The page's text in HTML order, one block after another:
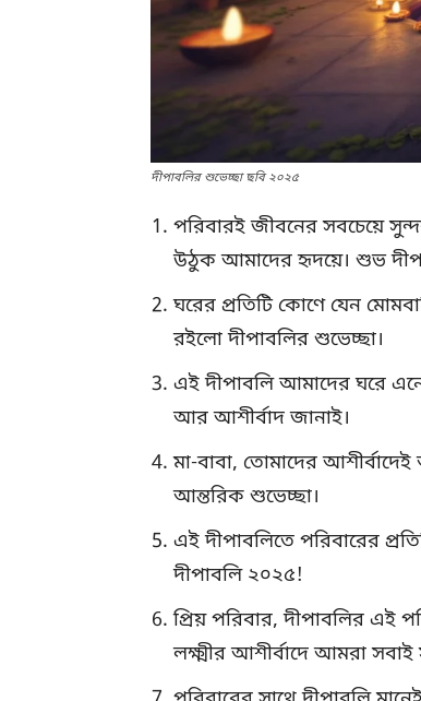
দীপাবলির শুভেচ্ছা ছবি ২০২৫
পরিবারই জীবনের সবচেয়ে
উঠুক আমাদের হৃদয়ে। শুভ
ঘরের প্রতিটি কোণে যেন
রইলো দীপাবলির শুভেচ্ছা।
এই দীপাবলি আমাদের ঘরে
আর আশীর্বাদ জানাই।
মা-বাবা, তোমাদের
আন্তরিক শুভেচ্ছা।
এই দীপাবলিতে পরিবারের
দীপাবলি ২০২৫!
প্রিয় পরিবার, দীপাবলির এই
লক্ষ্মীর আশীর্বাদে আমরা